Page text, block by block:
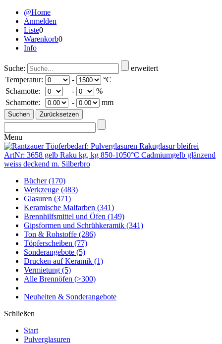
@Home
Anmelden
Liste0
Warenkorb0
Info
Suche:
erweitert
Temperatur:
-
°C
Schamotte:
-
%
Schamotte:
- mm
Menu
Bücher(170)
Werkzeuge (483)
Glasuren (371)
Keramische Malfarben (341)
Brennhilfsmittel und Öfen (149)
Gipsformen und Schrühkeramik (341)
Ton & Rohstoffe (286)
Töpferscheiben (77)
Sonderangebote (5)
Drucken auf Keramik (1)
Vermietung (5)
Alle Brennöfen (>300)
Neuheiten & Sonderangebote
Schließen
Start
Pulverglasuren